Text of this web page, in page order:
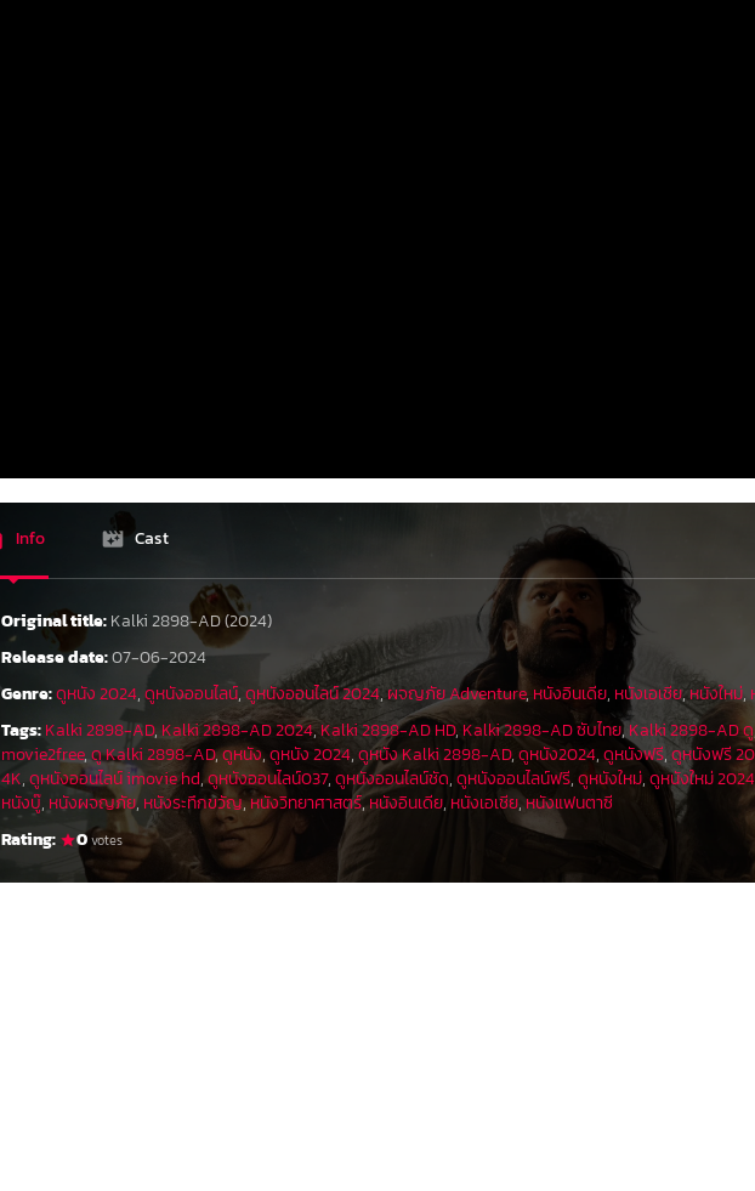
Info Cast
Original title:Kalki 2898-AD (2024)
Release date:07-06-2024
Genre:ดูหนัง 2024,ดูหนังออนไลน์,ดูหนังออนไลน์ 2024,ผจญภัย Adventure, หนังอินเดีย, หนังเอเชีย,หนังใหม่,
Tags:Kalki 2898-AD, Kalki 2898-AD 2024,Kalki 2898-AD HD, Kalki 2898-AD ซับไทย,Kalki 2898-AD ดู
movie2free,ดู Kalki 2898-AD,ดูหนัง,ดูหนัง 2024,ดูหนัง Kalki 2898-AD,ดูหนัง2024,ดูหนังฟรี,ดูหนังฟรี
4K,ดูหนังออนไลน์ imovie hd,ดูหนังออนไลน์037,ดูหนังออนไลน์ชัด,ดูหนังออนไลน์ฟรี,ดูหนังใหม่,ดูหนังใหม่ 2024
หนังบู๊, หนังผจญภัย, หนังระทึกขวัญ,หนังวิทยาศาสตร์,หนังอินเดีย, หนังเอเชีย,หนังแฟนตาซี
Rating:
0votes